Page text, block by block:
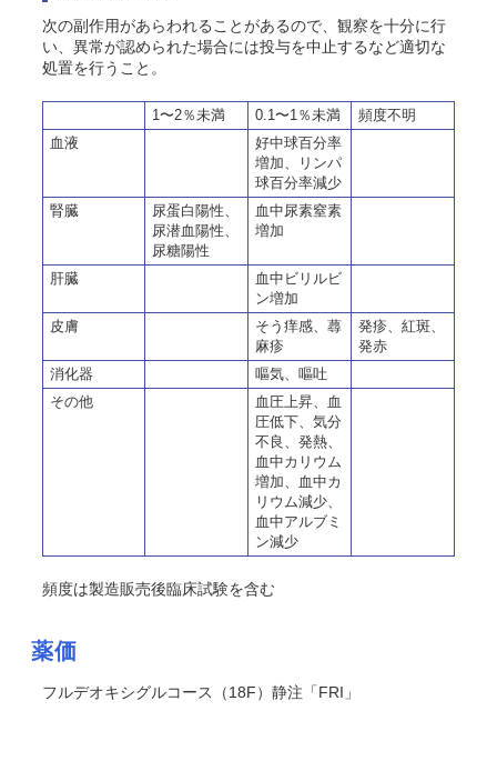
次の副作用があらわれることがあるので、観察を十分に行
い、異常が認められた場合には投与を中止するなど適切な
処置を行うこと。
1〜2％未満 0.1〜1％未満
頻度不明
血液
好中球百分率
増加、リンパ
球百分率減少
腎臓
尿蛋白陽性、
尿潜血陽性、
尿糖陽性
血中尿素窒素
増加
肝臓
血中ビリルビ
ン増加
皮膚
そう痒感、蕁
麻疹
発疹、紅斑、
発赤
消化器
嘔気、嘔吐
その他
血圧上昇、血
圧低下、気分
不良、発熱、
血中カリウム
増加、血中カ
リウム減少、
血中アルブミ
ン減少
頻度は製造販売後臨床試験を含む
薬価
フルデオキシグルコース（18F）静注「FRI」